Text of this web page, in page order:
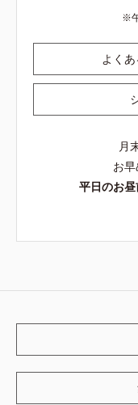
よく
月
お早
平日のお